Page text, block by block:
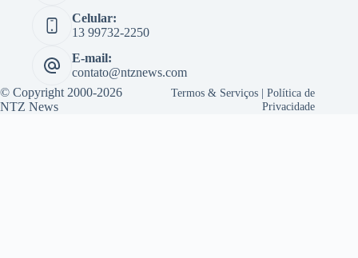
Celular:
13 99732-2250
E-mail:
contato@ntznews.com
© Copyright 2000-2026
NTZ News
Termos & Serviços |Política de
Privacidade